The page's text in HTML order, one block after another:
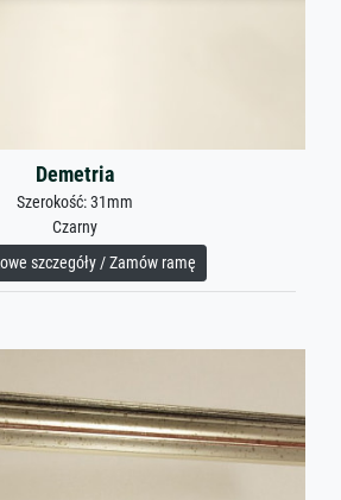
Demetria
Szerokość: 31mm
Czarny
szczegóły / Zamów ramę